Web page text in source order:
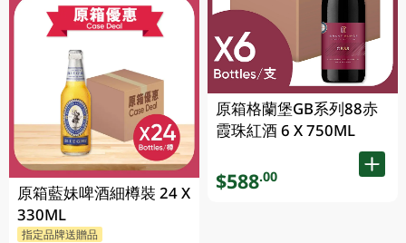
原箱藍妹啤酒細樽裝 24 X
330ML
指定品牌送贈品
原箱格蘭堡GB系列88赤
霞珠紅酒 6 X 750ML
$588.00